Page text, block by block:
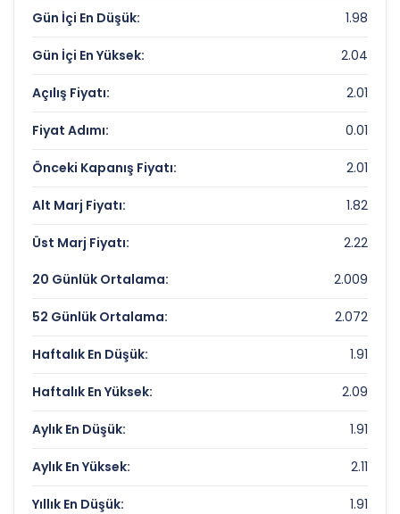
IHLAS EV ALETLERI Rekorlar ve Önemli
Seviyeler
Bugün Gördüğü En Yüksek Fiyat:
2.04 TL
Son 1 Yılın Zirvesi:
Son 1 Yılın Dibi:
1.91 TL
Gün İçi En Düşük: 1.98
Gün İçi En Yüksek: 2.04
Açılış Fiyatı: 2.01
Fiyat Adımı: 0.01
Önceki Kapanış Fiyatı: 2.01
Alt Marj Fiyatı: 1.82
Üst Marj Fiyatı: 2.22
20 Günlük Ortalama: 2.009
52 Günlük Ortalama: 2.072
Haftalık En Düşük: 1.91
Haftalık En Yüksek: 2.09
Aylık En Düşük: 1.91
Aylık En Yüksek: 2.11
Yıllık En Düşük: 1.91